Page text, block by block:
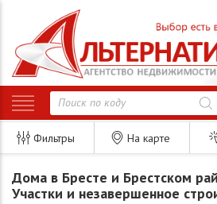
Фильтры На карте
Дома в Бресте и Брестском
Участки и незавершенное